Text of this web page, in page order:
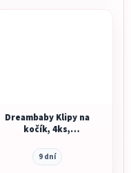
Dreambaby Klipy na
kočík, 4ks,
9 dní